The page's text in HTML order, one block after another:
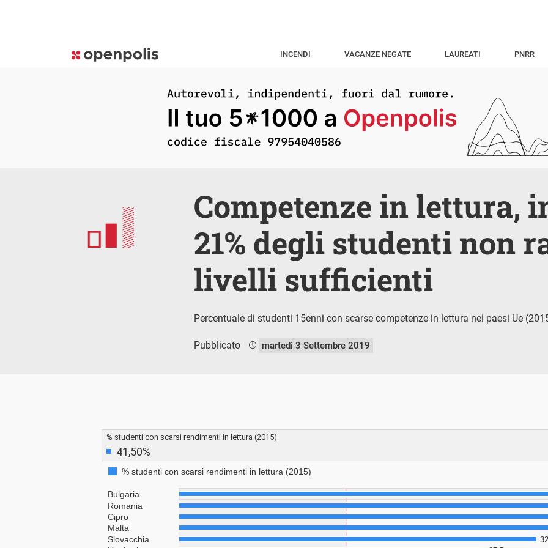
INCENDI VACANZE NEGATE LAUREATI PNRR
Competenze in lettura,
21% degli studenti non
livelli sufficienti
Percentuale di studenti 15enni con scarse competenze in lettura nei paesi Ue
Pubblicato martedì 3 Settembre 2019